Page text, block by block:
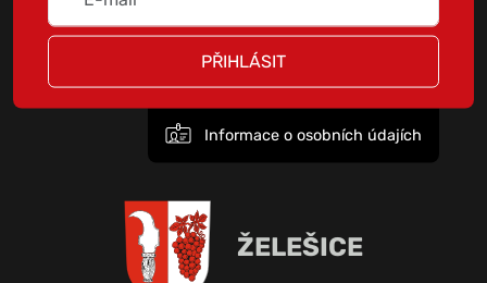
PŘIHLÁSIT
Informace o osobních údajích
ŽELEŠICE